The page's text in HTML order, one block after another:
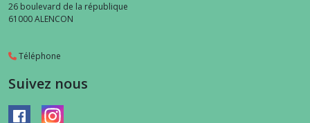
26 boulevard de la république
61000ALENCON
Téléphone
Suivez nous